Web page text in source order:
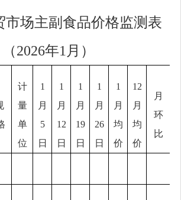
市场主副食品价格监测表
（2026年1月）
计
量
单
位
1
月
5
日
1
月
12
日
1
月
19
日
1
月
26
日
1
月
均
价
12
月
均
价
月
环
比